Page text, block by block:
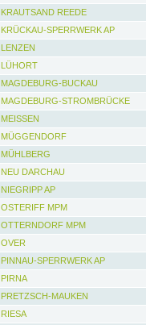
KRAUTSAND REEDE
KRÜCKAU-SPERRWERK AP
LENZEN
LÜHORT
MAGDEBURG-BUCKAU
MAGDEBURG-STROMBRÜCKE
MEISSEN
MÜGGENDORF
MÜHLBERG
NEU DARCHAU
NIEGRIPP AP
OSTERIFF MPM
OTTERNDORF MPM
OVER
PINNAU-SPERRWERK AP
PIRNA
PRETZSCH-MAUKEN
RIESA